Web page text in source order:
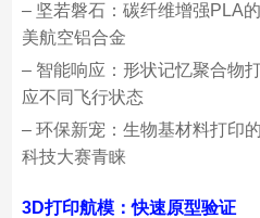
– 坚若磐石：碳纤维增强PLA
美航空铝合金
– 智能响应：形状记忆聚合物
应不同飞行状态
– 环保新宠：生物基材料打印
科技大赛青睐
3D打印航模：快速原型验证